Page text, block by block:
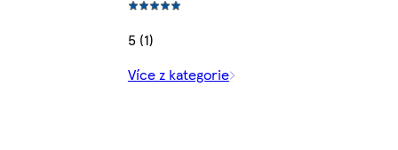
5 (1)
Více z kategorie